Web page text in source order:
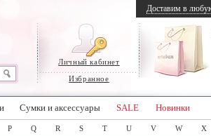
Личный кабинет
Избранное
Доставим в
Сумки и аксессуары SALE Новинки
P Q R S T U V W X